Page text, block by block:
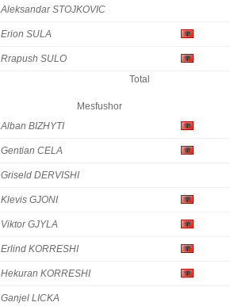
Aleksandar STOJKOVIC
Erion SULA
Rrapush SULO
Total
Mesfushor
Alban BIZHYTI
Gentian CELA
Griseld DERVISHI
Klevis GJONI
Viktor GJYLA
Erlind KORRESHI
Hekuran KORRESHI
Ganjel LICKA